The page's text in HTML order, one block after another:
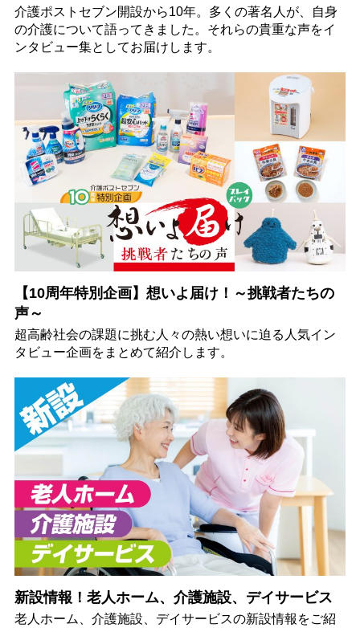
介護ポストセブン開設から10年。多くの著名人が、自身
の介護について語ってきました。それらの貴重な声をイ
ンタビュー集としてお届けします。
【10周年特別企画】想いよ届け！～挑戦者たちの
声～
超高齢社会の課題に挑む人々の熱い想いに迫る人気イン
タビュー企画をまとめて紹介します。
新設情報！老人ホーム、介護施設、デイサービス
老人ホーム、介護施設、デイサービスの新設情報をご紹